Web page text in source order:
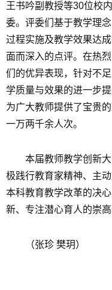
王书吟副教授等30位校
委。评委们基于教学理
过程实施及教学效果达
面而深入的点评。在热
们的优异表现，针对不
学质量与效果的进一步
为广大教师提供了宝贵
一万两千余人次。
本届教师教学创新
极践行教育家精神、主
本科教育教学改革的决
新、专注潜心育人的崇高
（张珍 樊玥）